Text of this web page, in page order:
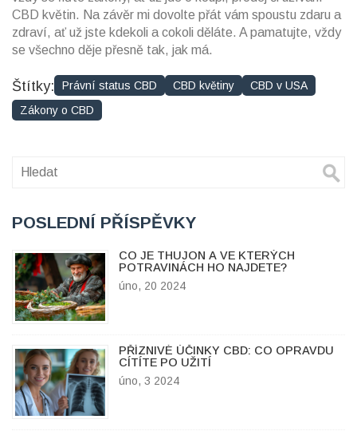
CBD květin. Na závěr mi dovolte přát vám spoustu zdaru a
zdraví, ať už jste kdekoli a cokoli děláte. A pamatujte, vždy
se všechno děje přesně tak, jak má.
Štítky: Právní status CBD CBD květiny
CBD v USA
Zákony o CBD
POSLEDNÍ PŘÍSPĚVKY
CO JE THUJON A VE KTERÝCH
POTRAVINÁCH HO NAJDETE?
úno, 20 2024
PŘÍZNIVÉ ÚČINKY CBD: CO OPRAVDU
CÍTÍTE PO UŽITÍ
úno, 3 2024